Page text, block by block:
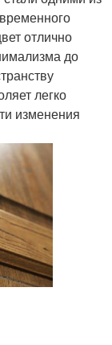
отлично
до
легко
изменения